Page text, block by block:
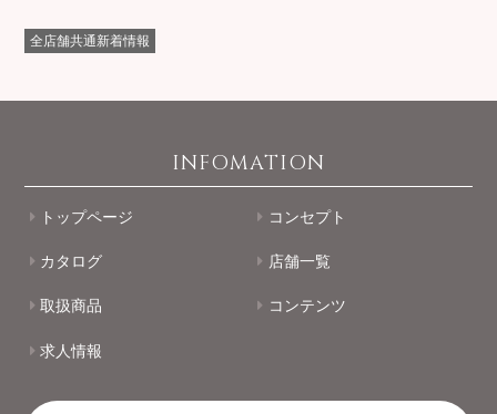
全店舗共通新着情報
INFOMATION
トップページ コンセプト
カタログ 店舗一覧
取扱商品 コンテンツ
求人情報